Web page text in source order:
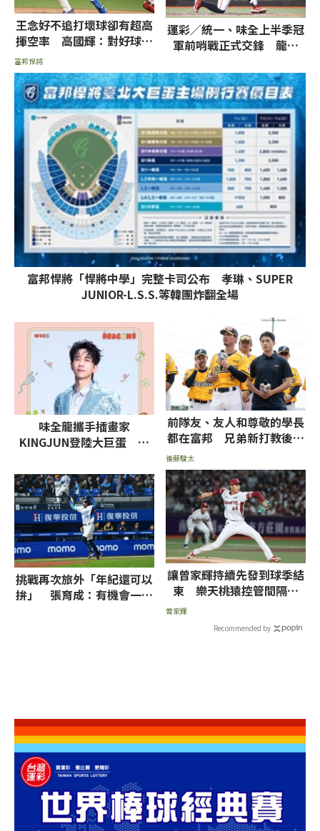
王念好不追打壞球卻有超高
揮空率 高國輝：對好球的
富邦悍將
運彩／統一、味全上半季冠
軍前哨戰正式交鋒 龍獨
富邦悍將「悍將中學」完整卡司公布 孝琳、SUPER
JUNIOR-L.S.S.等韓團炸翻全場
味全龍攜手插畫家
KINGJUN登陸大巨蛋 光
前隊友、友人和尊敬的學長
都在富邦 兄弟新打教後藤
駿太：不想輸他們
後藤駿太
挑戰再次旅外「年紀還可以
拚」 張育成：有機會一定
讓曾家輝持續先發到球季結
束 樂天桃猿控管間隔天
曾家輝
Recommended by